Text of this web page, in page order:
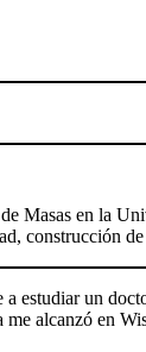
Masas en la
construcción
estudiar un
alcanzó en